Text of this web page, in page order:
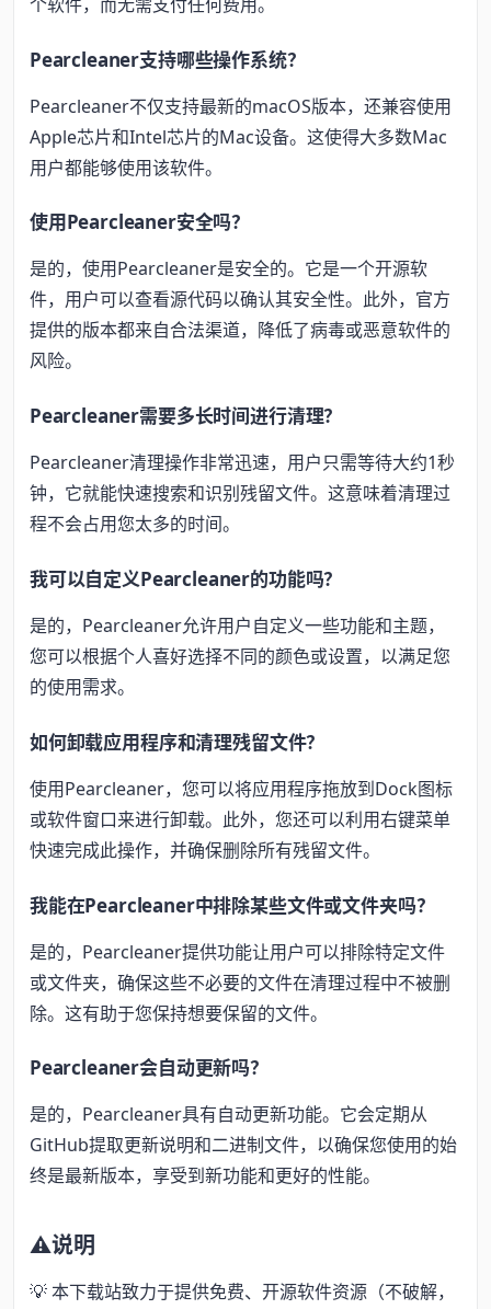
Pearcleaner支持哪些操作系统？
Pearcleaner不仅支持最新的macOS版本，还兼容使用
Apple芯片和Intel芯片的Mac设备。这使得大多数Mac
用户都能够使用该软件。
使用Pearcleaner安全吗？
是的，使用Pearcleaner是安全的。它是一个开源软
件，用户可以查看源代码以确认其安全性。此外，官方
提供的版本都来自合法渠道，降低了病毒或恶意软件的
风险。
Pearcleaner需要多长时间进行清理？
Pearcleaner清理操作非常迅速，用户只需等待大约1秒
钟，它就能快速搜索和识别残留文件。这意味着清理过
程不会占用您太多的时间。
我可以自定义Pearcleaner的功能吗？
是的，Pearcleaner允许用户自定义一些功能和主题，
您可以根据个人喜好选择不同的颜色或设置，以满足您
的使用需求。
如何卸载应用程序和清理残留文件？
使用Pearcleaner，您可以将应用程序拖放到Dock图标
或软件窗口来进行卸载。此外，您还可以利用右键菜单
快速完成此操作，并确保删除所有残留文件。
我能在Pearcleaner中排除某些文件或文件夹吗？
是的，Pearcleaner提供功能让用户可以排除特定文件
或文件夹，确保这些不必要的文件在清理过程中不被删
除。这有助于您保持想要保留的文件。
Pearcleaner会自动更新吗？
是的，Pearcleaner具有自动更新功能。它会定期从
GitHub提取更新说明和二进制文件，以确保您使用的始
终是最新版本，享受到新功能和更好的性能。
⚠️说明
💡 本下载站致力于提供免费、开源软件资源（不破解，